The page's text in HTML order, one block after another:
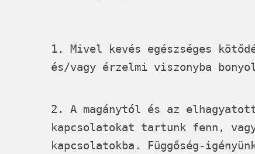
1. Mivel kevés egészséges
és/vagy érzelmi viszonyba
2. A magánytól és az
kapcsolatokat tartunk fenn,
kapcsolatokba. Függőség-